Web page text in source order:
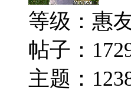
等级： 惠
帖子：
主题：